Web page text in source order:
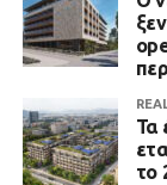
Τα
το